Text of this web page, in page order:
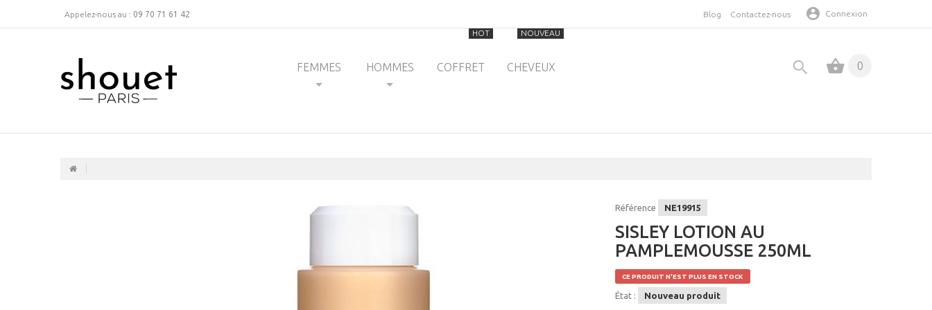
Connexion
Blog Contactez-nous
Appelez-nous au : 09 70 71 61 42
FEMMES HOMMES COFFRET
HOT
CHEVEUX
NOUVEAU
0
Référence NE19915
SISLEY LOTION AU
PAMPLEMOUSSE 250ML
CE PRODUIT N'EST PLUS EN STOCK
État : Nouveau produit